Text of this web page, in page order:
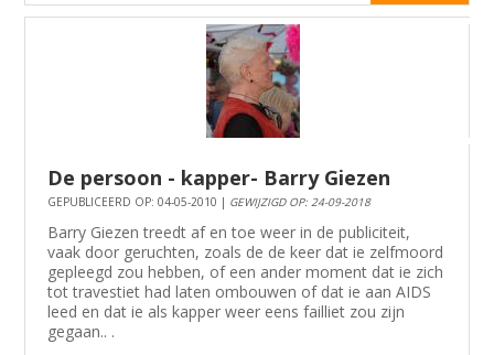
De persoon - kapper- Barry Giezen
GEPUBLICEERD OP: 04-05-2010 | GEWIJZIGD OP: 24-09-2018
Barry Giezen treedt af en toe weer in de publiciteit,
vaak door geruchten, zoals de de keer dat ie zelfmoord
gepleegd zou hebben, of een ander moment dat ie zich
tot travestiet had laten ombouwen of dat ie aan AIDS
leed en dat ie als kapper weer eens failliet zou zijn
gegaan.. .